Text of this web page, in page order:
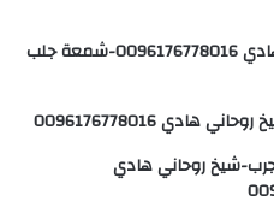
شيخ روحاني هادي 0096176778016-شمعة جلب
هادي 0096176778016
شيخ روحاني هادي